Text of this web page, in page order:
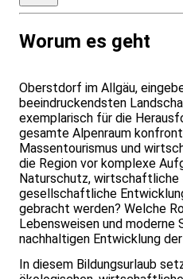
Worum es geht
Oberstdorf im Allgäu,
beeindruckendsten
exemplarisch für die
gesamte Alpenraum
Massentourismus und
die Region vor komplexe
Naturschutz, wirtschaftliche
gesellschaftliche
gebracht werden? Welche
Lebensweisen und moderne
nachhaltigen Entwicklung
In diesem Bildungsurlaub